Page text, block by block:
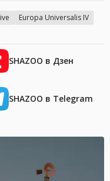
Europa Universalis IV
SHAZOO в Дзен
SHAZOO в Telegram